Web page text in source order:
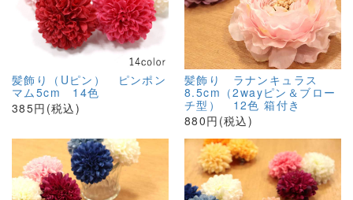
髪飾り（Uピン） ピンポン
マム5cm 14色
385円(税込)
髪飾り ラナンキュラス
8.5cm（2wayピン＆ブロー
チ型） 12色 箱付き
880円(税込)